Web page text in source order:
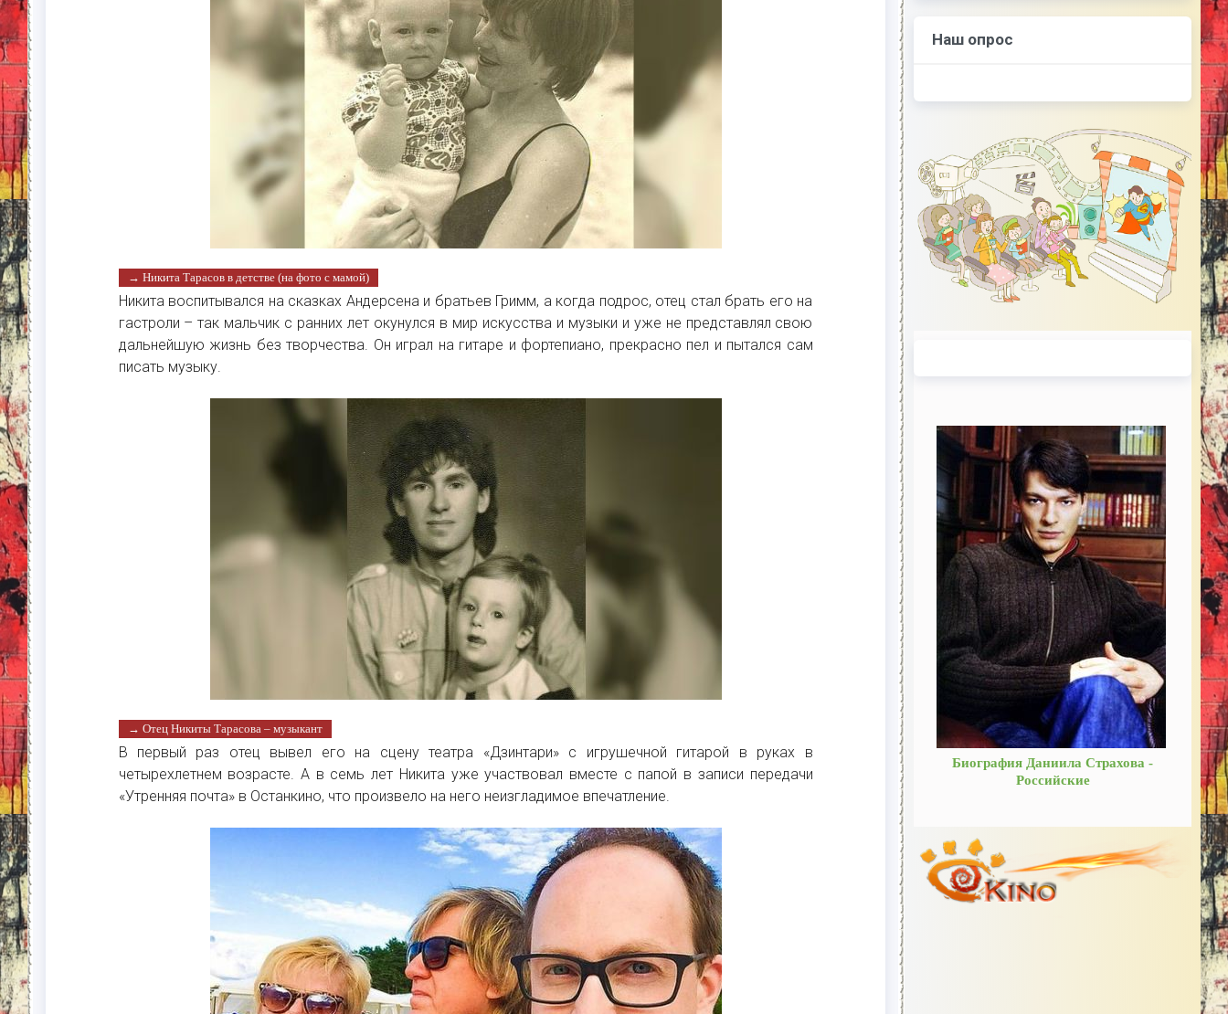
→ Никита Тарасов в детстве (на фото с мамой)
Никита воспитывался на сказках Андерсена и братьев Гримм, а когда подрос, отец стал брать его на
гастроли – так мальчик с ранних лет окунулся в мир искусства и музыки и уже не представлял свою
дальнейшую жизнь без творчества. Он играл на гитаре и фортепиано, прекрасно пел и пытался сам
писать музыку.
→ Отец Никиты Тарасова – музыкант
В первый раз отец вывел его на сцену театра «Дзинтари» с игрушечной гитарой в руках в
четырехлетнем возрасте. А в семь лет Никита уже участвовал вместе с папой в записи передачи
«Утренняя почта» в Останкино, что произвело на него неизгладимое впечатление.
Наш опрос
Биография Даниила Страхова -
Российские